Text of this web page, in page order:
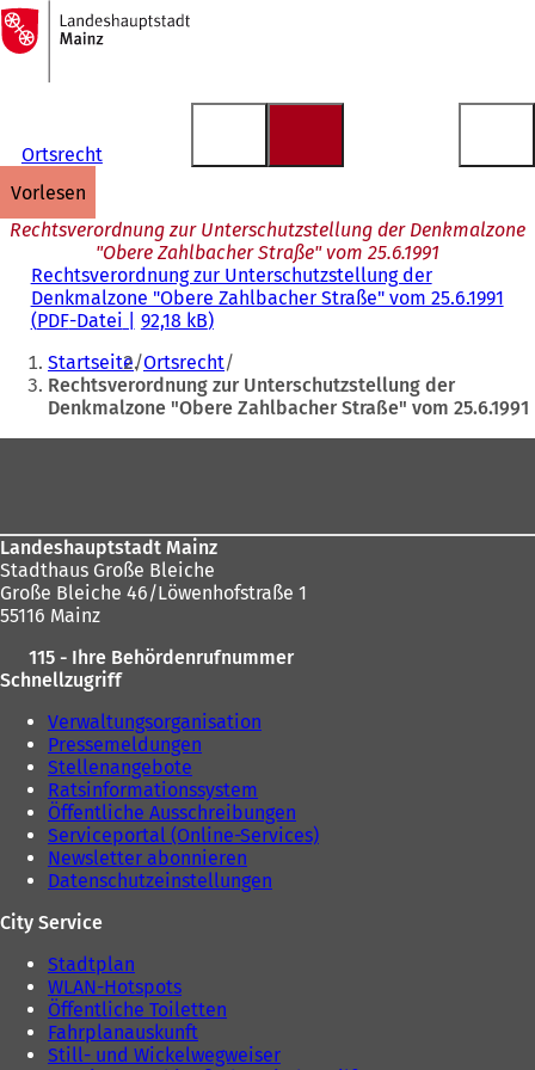
Inhalt anspringen
Zur
Startseite
Ortsrecht
vorlesen
Rechtsverordnung zur Unterschutzstellung der Denkmalzone
"Obere Zahlbacher Straße" vom 25.6.1991
Rechtsverordnung zur Unterschutzstellung der
Denkmalzone "Obere Zahlbacher Straße" vom 25.6.1991
PDF-Datei 92,18 kB
Sie
befinden
sich
hier:
Startseite Ortsrecht
Rechtsverordnung zur Unterschutzstellung der
Denkmalzone "Obere Zahlbacher Straße" vom 25.6.1991
Landeshauptstadt Mainz
Stadthaus Große Bleiche
Große Bleiche 46/Löwenhofstraße 1
55116 Mainz
115 - Ihre Behördenrufnummer
Schnellzugriff
Verwaltungsorganisation
Pressemeldungen
Stellenangebote
Ratsinformationssystem
Öffentliche Ausschreibungen
Serviceportal (Online-Services)
Newsletter abonnieren
Datenschutzeinstellungen
City Service
Stadtplan
WLAN-Hotspots
Öffentliche Toiletten
Fahrplanauskunft
Still- und Wickelwegweiser